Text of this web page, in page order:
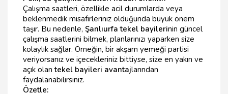
Çalışma saatleri, özellikle acil durumlarda veya
beklenmedik misafirleriniz olduğunda büyük önem
taşır. Bu nedenle, Şanlıurfa tekel bayilerinin güncel
çalışma saatlerini bilmek, planlarınızı yaparken size
kolaylık sağlar. Örneğin, bir akşam yemeği partisi
veriyorsanız ve içecekleriniz bittiyse, size en yakın ve
açık olantekel bayileri avantajlarından
faydalanabilirsiniz.
Özetle: